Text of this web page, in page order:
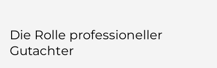
Die Rolle professioneller
Gutachter